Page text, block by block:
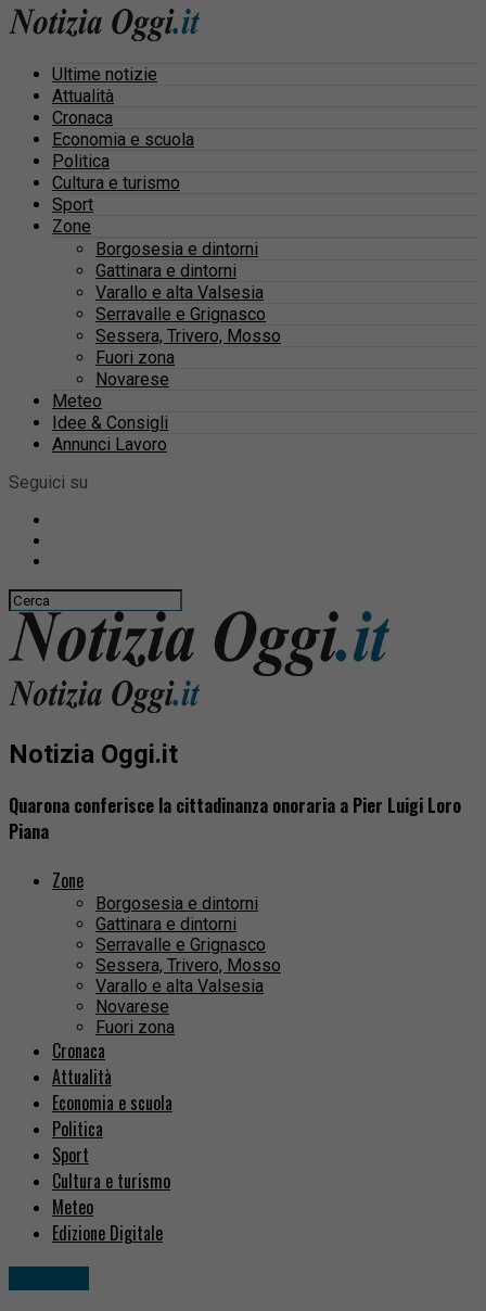
Ultime notizie
Attualità
Cronaca
Economia e scuola
Politica
Cultura e turismo
Sport
Zone
Borgosesia e dintorni
Gattinara e dintorni
Varallo e alta Valsesia
Serravalle e Grignasco
Sessera, Trivero, Mosso
Fuori zona
Novarese
Meteo
Idee & Consigli
Annunci Lavoro
Seguici su
Notizia Oggi.it
Quarona conferisce la cittadinanza onoraria a Pier Luigi Loro
Piana
Zone
Borgosesia e dintorni
Gattinara e dintorni
Serravalle e Grignasco
Sessera, Trivero, Mosso
Varallo e alta Valsesia
Novarese
Fuori zona
Cronaca
Attualità
Economia e scuola
Politica
Sport
Cultura e turismo
Meteo
Edizione Digitale